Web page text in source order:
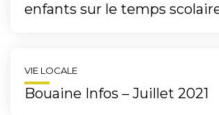
enfants sur le temps
VIE LOCALE
Bouaine Infos – Juillet 2021